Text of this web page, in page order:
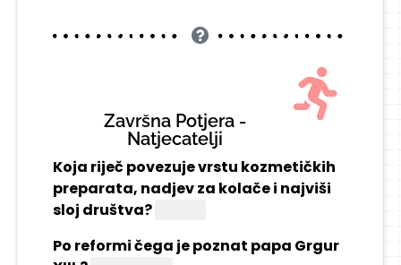
Završna Potjera -
Natjecatelji
Koja riječ povezuje vrstu kozmetičkih
preparata, nadjev za kolače i najviši
sloj društva?
Po reformi čega je poznat papa Grgur